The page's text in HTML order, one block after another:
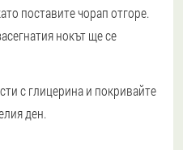
поставите чорап отгоре.
нокът ще се
с глицерина и покривайте
ден.